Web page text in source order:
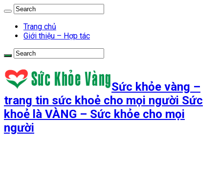
Trang chủ
Giới thiệu – Hợp tác
Sức khỏe vàng –
trang tin sức khoẻ cho mọi người Sức
khoẻ là VÀNG – Sức khỏe cho mọi
người